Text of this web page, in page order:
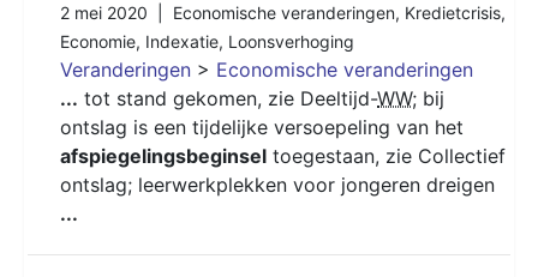
2 mei 2020 | Economische veranderingen, Kredietcrisis,
Economie, Indexatie, Loonsverhoging
Veranderingen > Economische veranderingen
... tot stand gekomen, zie Deeltijd-WW; bij
ontslag is een tijdelijke versoepeling van het
afspiegelingsbeginsel toegestaan, zie Collectief
ontslag; leerwerkplekken voor jongeren dreigen
...